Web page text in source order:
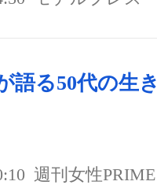
語る50代の生き
週刊女性PRIME